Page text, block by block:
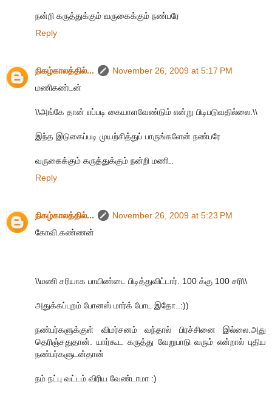
நன்றி கருத்துக்கும் வருகைக்கும் நண்பரே
Reply
நிகழ்காலத்தில்...
November 26, 2009 at 5:17 PM
மணிகண்டன்
\\அங்கே தான் எப்படி கையாளவேண்டும் என்று பிடிபடுவதில்லை.\\
இந்த இடுகைப்படி முயற்சித்துப் பாருங்களேன் நண்பரே
வருகைக்கும் கருத்துக்கும் நன்றி மணி..
Reply
நிகழ்காலத்தில்...
November 26, 2009 at 5:23 PM
கோவி.கண்ணன்
\\மணி சரியாக பாயிண்டை பிடித்துவிட்டார். 100 க்கு 100 சரி\\
அதுக்கப்புறம் போனஸ் மார்க் போட இதோ..:))
நண்பர்களுக்குள் விமர்சனம் வந்தால் பிரச்சினை இல்லை.அது
தெரிஞ்சதுதான். யார்கூட கருத்து வேறுபாடு வரும் என்றால் புதிய
நண்பர்களுடன்தான்
நம் நட்பு வட்டம் விரிய வேண்டாமா :)